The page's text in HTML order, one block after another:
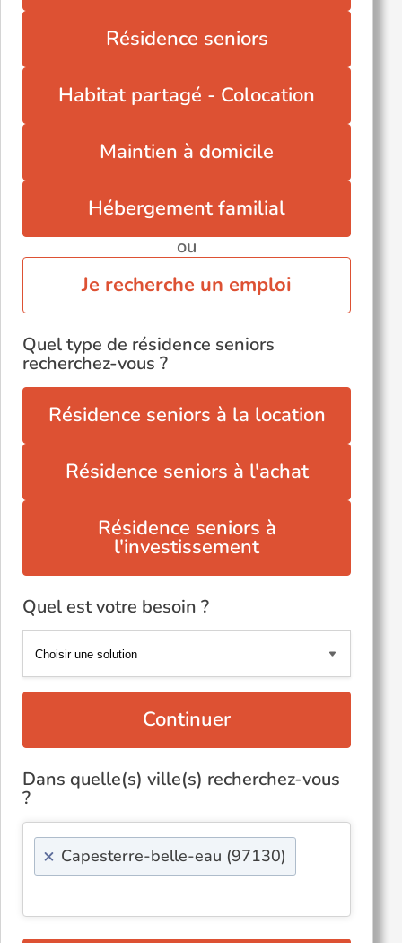
Résidence seniors
Habitat partagé - Colocation
Maintien à domicile
Hébergement familial
ou
Je recherche un emploi
Quel type de résidence seniors
recherchez-vous ?
Résidence seniors à la location
Résidence seniors à l'achat
Résidence seniors à
l'investissement
Quel est votre besoin ?
Continuer
Dans quelle(s) ville(s) recherchez-vous
?
× Capesterre-belle-eau (97130)